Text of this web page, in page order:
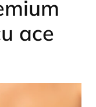
ace